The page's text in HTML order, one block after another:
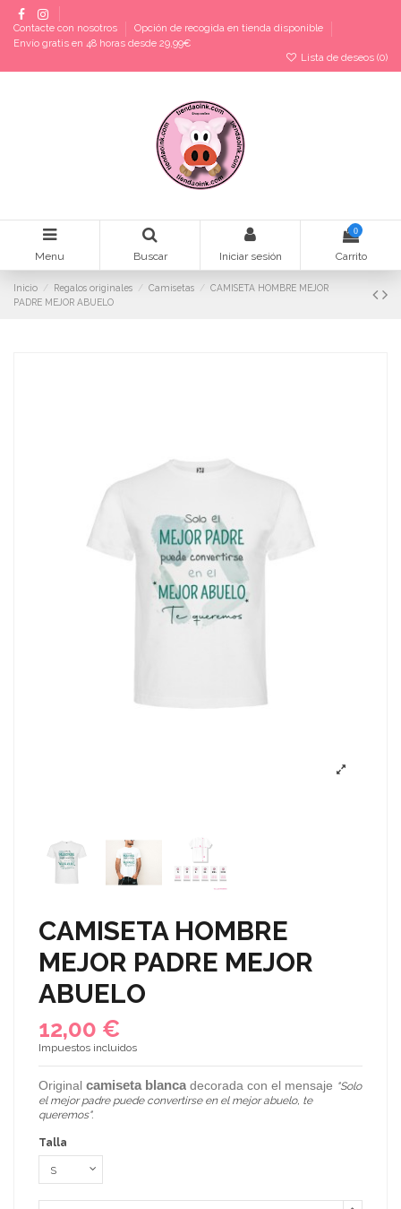
Contacte con nosotros
Opción de recogida en tienda disponible
Envío gratis en 48 horas desde 29,99€
Lista de deseos (0)
Menu Buscar Iniciar sesión
0
Carrito
Inicio Regalos originales Camisetas
CAMISETA HOMBRE MEJOR
PADRE MEJOR ABUELO
CAMISETA HOMBRE
MEJOR PADRE MEJOR
ABUELO
12,00 €
Impuestos incluidos
Original camiseta blanca decorada con el mensaje "Solo
el mejor padre puede convertirse en el mejor abuelo, te
queremos".
Talla